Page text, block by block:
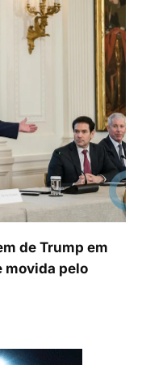
de Trump em
movida pelo